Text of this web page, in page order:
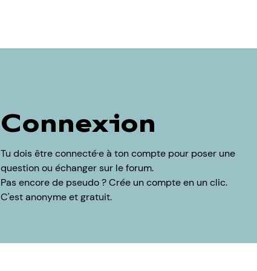
Connexion
Tu dois être connecté·e à ton compte pour poser une
question ou échanger sur le forum.
Pas encore de pseudo ? Crée un compte en un clic.
C'est anonyme et gratuit.